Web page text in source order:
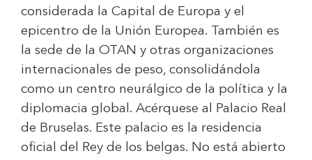
considerada la Capital de Europa y el
epicentro de la Unión Europea. También es
la sede de la OTAN y otras organizaciones
internacionales de peso, consolidándola
como un centro neurálgico de la política y la
diplomacia global. Acérquese al Palacio Real
de Bruselas. Este palacio es la residencia
oficial del Rey de los belgas. No está abierto